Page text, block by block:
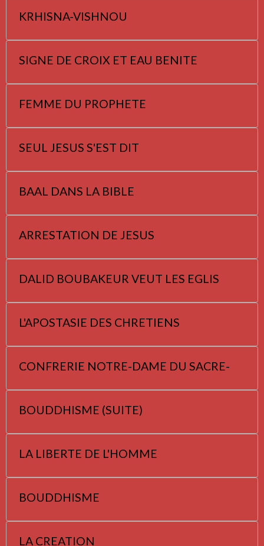
KRHISNA-VISHNOU
SIGNE DE CROIX ET EAU BENITE
FEMME DU PROPHETE
SEUL JESUS S'EST DIT
BAAL DANS LA BIBLE
ARRESTATION DE JESUS
DALID BOUBAKEUR VEUT LES EGLIS
L'APOSTASIE DES CHRETIENS
CONFRERIE NOTRE-DAME DU SACRE-
BOUDDHISME (SUITE)
LA LIBERTE DE L'HOMME
BOUDDHISME
LA CREATION